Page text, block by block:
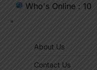
Who's Online : 10
"
About Us
Contact Us